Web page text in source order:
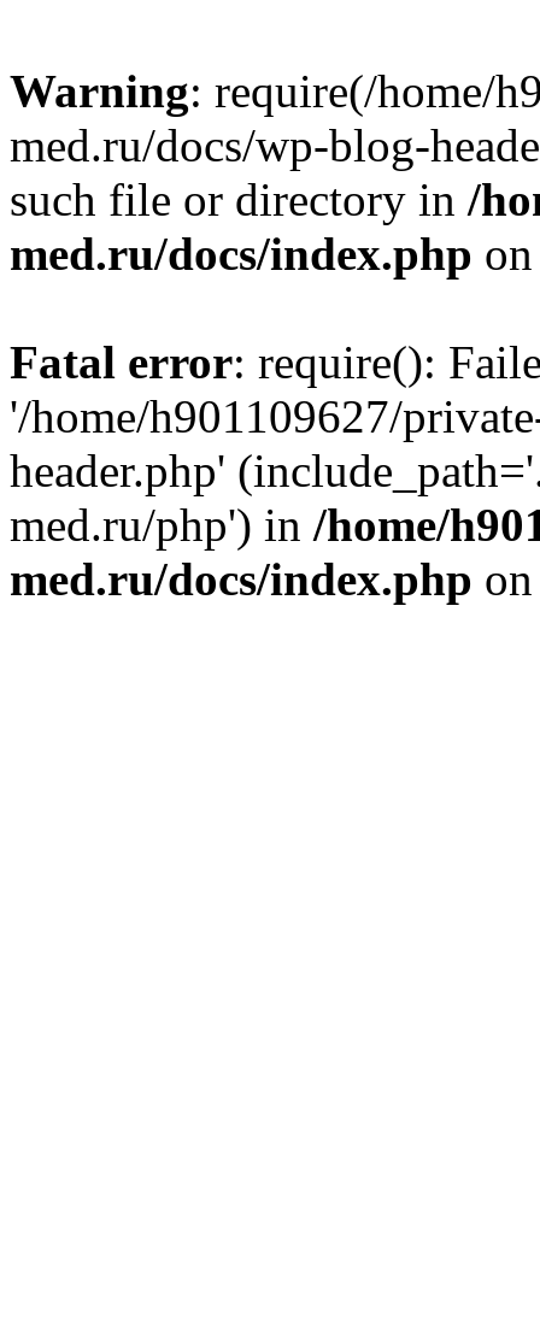
Warning: require(/home/
med.ru/docs/wp-blog-
such file or directory in /
med.ru/docs/index.php
Fatal error: require():
'/home/h901109627/
header.php'
med.ru/php') in /home/
med.ru/docs/index.php